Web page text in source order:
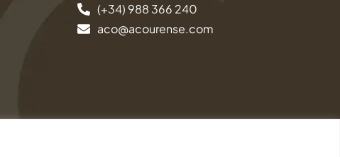
(+34) 988 366 240
aco@acourense.com